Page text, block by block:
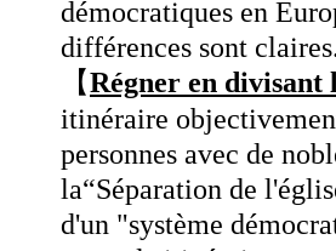
démocratiques en
différences sont
【Régner en divisant
itinéraire
personnes avec de
la“Séparation de
d'un "système